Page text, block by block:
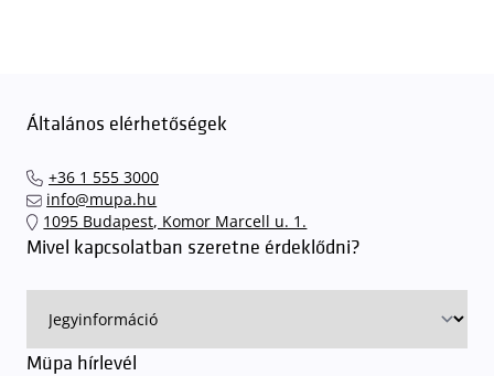
Általános elérhetőségek
+36 1 555 3000
info@mupa.hu
1095 Budapest, Komor Marcell u. 1.
Mivel kapcsolatban szeretne érdeklődni?
Müpa hírlevél